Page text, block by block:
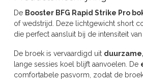
De Booster BFG Rapid Strike Pro
of wedstrijd. Deze lichtgewicht short
die perfect aansluit bij de intensiteit
De broek is vervaardigd uit
lange sessies koel blijft aanvoelen. De
comfortabele pasvorm, zodat de